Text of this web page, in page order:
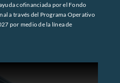
cofinanciada por el Fondo
a través del Programa Operativo
por medio de la línea de